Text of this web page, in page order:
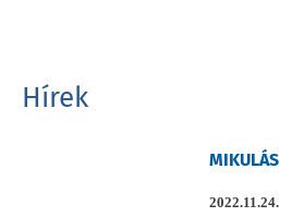
Hírek
MIKULÁS
2022.11.24.